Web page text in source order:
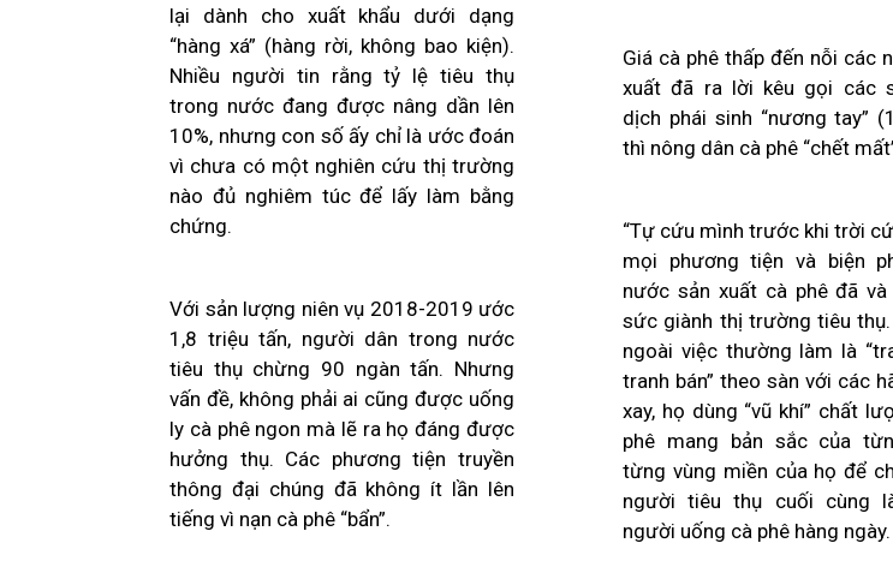
lại dành cho xuất khẩu dưới dạng
“hàng xá” (hàng rời, không bao kiện).
Nhiều người tin rằng tỷ lệ tiêu thụ
trong nước đang được nâng dần lên
10%, nhưng con số ấy chỉ là ước đoán
vì chưa có một nghiên cứu thị trường
nào đủ nghiêm túc để lấy làm bằng
chứng.
Với sản lượng niên vụ 2018-2019 ước
1,8 triệu tấn, người dân trong nước
tiêu thụ chừng 90 ngàn tấn. Nhưng
vấn đề, không phải ai cũng được uống
ly cà phê ngon mà lẽ ra họ đáng được
hưởng thụ. Các phương tiện truyền
thông đại chúng đã không ít lần lên
tiếng vì nạn cà phê “bẩn”.
Giá cà phê thấp đến nỗi các
xuất đã ra lời kêu gọi các
dịch phái sinh “nương tay”
thì nông dân cà phê “chết
“Tự cứu mình trước khi trời
mọi phương tiện và biện
nước sản xuất cà phê đã và
sức giành thị trường tiêu thụ.
ngoài việc thường làm là
tranh bán” theo sàn với các
xay, họ dùng “vũ khí” chất
phê mang bản sắc của
từng vùng miền của họ để
người tiêu thụ cuối cùng
người uống cà phê hàng ngày.